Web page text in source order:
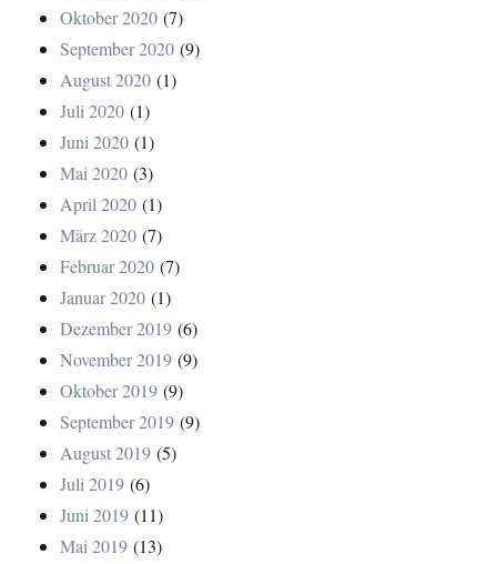
Oktober 2020 (7)
September 2020 (9)
August 2020 (1)
Juli 2020 (1)
Juni 2020 (1)
Mai 2020 (3)
April 2020 (1)
März 2020 (7)
Februar 2020 (7)
Januar 2020 (1)
Dezember 2019 (6)
November 2019 (9)
Oktober 2019 (9)
September 2019 (9)
August 2019 (5)
Juli 2019 (6)
Juni 2019 (11)
Mai 2019 (13)